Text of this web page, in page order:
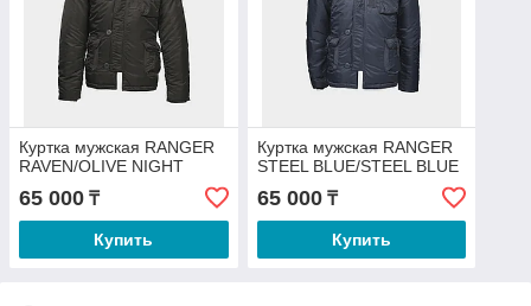
Куртка мужская RANGER
RAVEN/OLIVE NIGHT
65 000 ₸
Купить
Куртка мужская RANGER
STEEL BLUE/STEEL BLUE
65 000₸
Купить